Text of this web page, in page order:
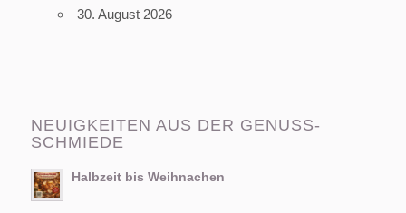
30. August 2026
NEUIGKEITEN AUS DER GENUSS-
SCHMIEDE
Halbzeit bis Weihnachen